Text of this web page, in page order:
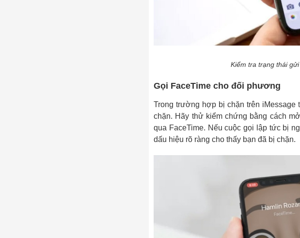
Kiểm tra trạng thái
Gọi FaceTime cho đối phương
Trong trường hợp bị chặn trên iMessage
chặn. Hãy thử kiểm chứng bằng cách
qua FaceTime. Nếu cuộc gọi lập tức bị
dấu hiệu rõ ràng cho thấy bạn đã bị chặn.